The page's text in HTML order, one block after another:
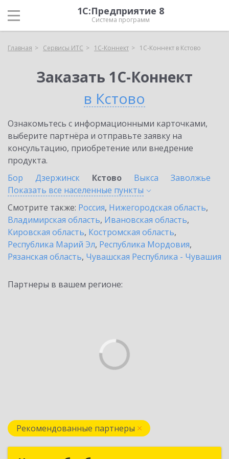
1С:Предприятие 8
Система программ
Главная Сервисы ИТС 1С-Коннект 1С-Коннект в Кстово
Заказать 1С-Коннект
в Кстово
Ознакомьтесь с информационными карточками,
выберите партнёра и отправьте заявку на
консультацию, приобретение или внедрение
продукта.
Бор
Дзержинск Кстово Выкса
Заволжье
Показать все населенные пункты
Смотрите также: Россия, Нижегородская область,
Владимирская область, Ивановская область,
Кировская область, Костромская область,
Республика Марий Эл, Республика Мордовия,
Рязанская область, Чувашская Республика - Чувашия
Партнеры в вашем регионе:
Рекомендованные партнеры